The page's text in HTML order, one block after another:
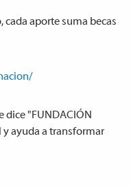
aporte suma becas